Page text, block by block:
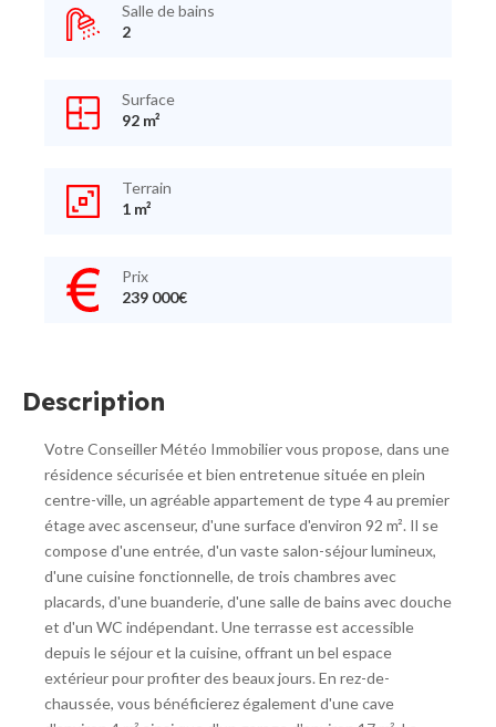
Description
Votre Conseiller Météo Immobilier vous propose, dans une
résidence sécurisée et bien entretenue située en plein
centre-ville, un agréable appartement de type 4 au premier
étage avec ascenseur, d'une surface d'environ 92 m². Il se
compose d'une entrée, d'un vaste salon-séjour lumineux,
d'une cuisine fonctionnelle, de trois chambres avec
placards, d'une buanderie, d'une salle de bains avec douche
et d'un WC indépendant. Une terrasse est accessible
depuis le séjour et la cuisine, offrant un bel espace
extérieur pour profiter des beaux jours. En rez-de-
chaussée, vous bénéficierez également d'une cave
Salle de bains
2
Surface
92 m²
Terrain
1 m²
Prix
239 000€